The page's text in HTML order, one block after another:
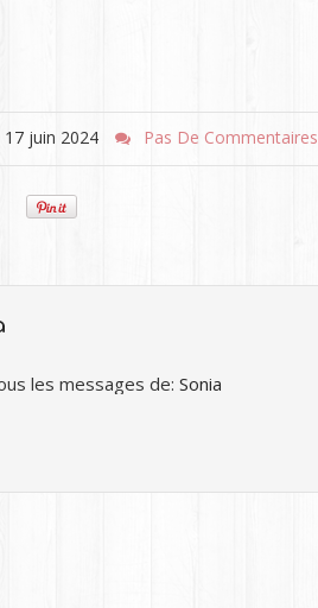
17 juin 2024 Pas De Commentaires
les messages de: Sonia